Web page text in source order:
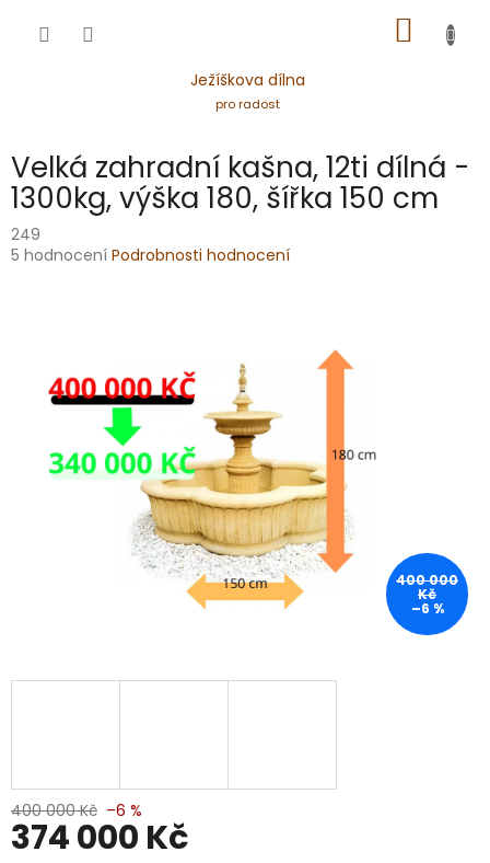
Ježíškova dílna
pro radost
KOŠÍK
Velká zahradní kašna, 12ti dílná -
1300kg, výška 180, šířka 150 cm
249
Průměrné
hvězdiček.
5 hodnocení Podrobnosti hodnocení
400 000
Kč
–6 %
400 000 Kč –6 %
374 000 Kč